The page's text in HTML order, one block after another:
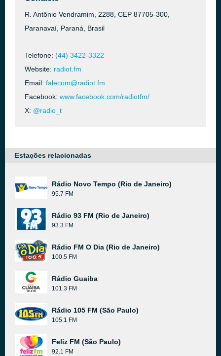
R. Antônio Vendramim, 2288, CEP 87705-300,
Paranavaí, Paraná, Brasil
Telefone: (44) 3422-3322
Website: radiot.fm
Email: falecom@radiot.fm
Facebook: www.facebook.com/radiotfm/
X: @radio_t
Estações relacionadas
Rádio Novo Tempo (Rio de Janeiro)
95.7 FM
Rádio 93 FM (Rio de Janeiro)
93.3 FM
Rádio FM O Dia (Rio de Janeiro)
100.5 FM
Rádio Guaiba
101.3 FM
Rádio 105 FM (São Paulo)
105.1 FM
Feliz FM (São Paulo)
92.1 FM